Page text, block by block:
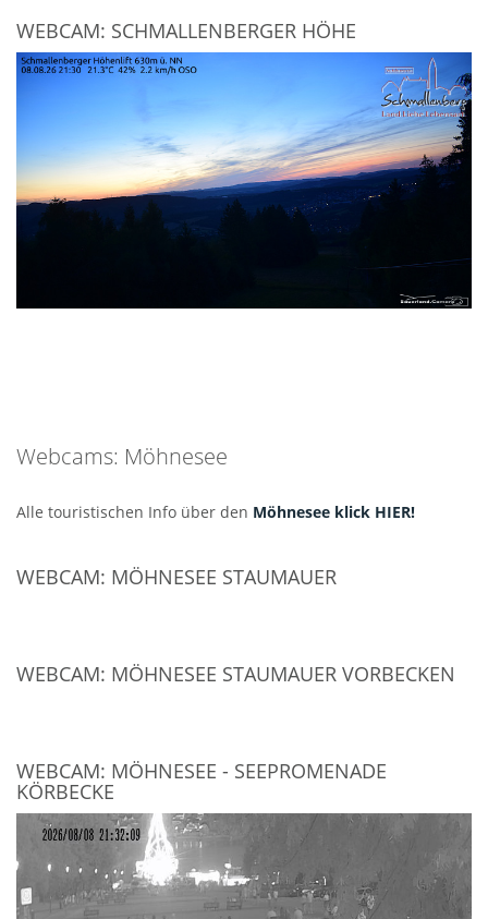
WEBCAM: SCHMALLENBERGER HÖHE
Webcams: Möhnesee
Alle touristischen Info über den Möhnesee klick HIER!
WEBCAM: MÖHNESEE STAUMAUER
WEBCAM: MÖHNESEE STAUMAUER VORBECKEN
WEBCAM: MÖHNESEE - SEEPROMENADE
KÖRBECKE